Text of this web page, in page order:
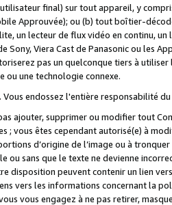
final) sur tout appareil, y
Approuvée); ou (b) tout boîtier-
un lecteur de flux vidéo en continu,
Sony, Viera Cast de Panasonic ou les
pas un quelconque tiers à
ou une technologie connexe.
Vous endossez l'entière responsabilité
ajouter, supprimer ou modifier tout
; vous êtes cependant autorisé(e) à
d’origine de l’image ou à
ou sans que le texte ne devienne
disposition peuvent contenir un lien
vers les informations concernant la
vous engagez à ne pas retirer,